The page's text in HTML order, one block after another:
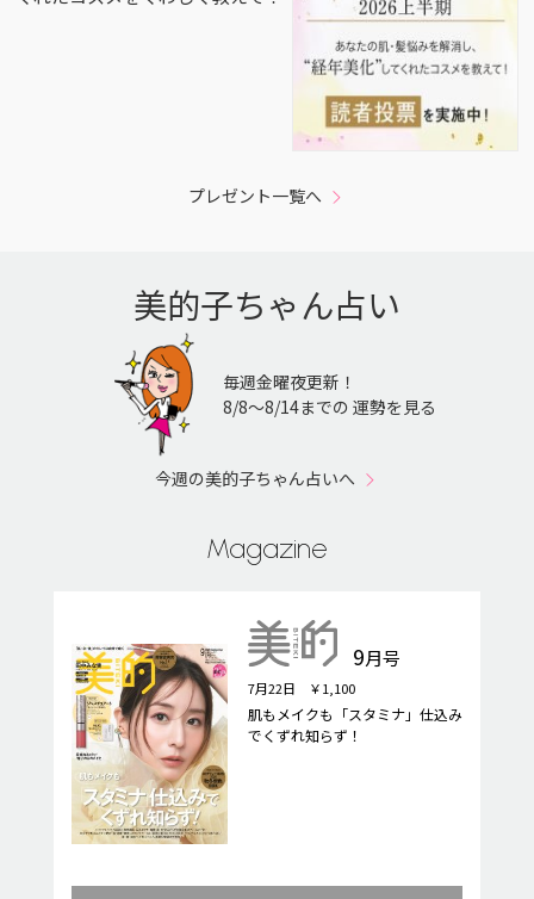
プレゼント一覧へ
美的子ちゃん占い
毎週金曜夜更新！
8/8〜8/14までの 運勢を見る
今週の美的子ちゃん占いへ
Magazine
9月号
7月22日 ￥1,100
肌もメイクも「スタミナ」仕込み
でくずれ知らず！